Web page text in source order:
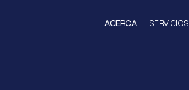
ACERCA SERVICIOS